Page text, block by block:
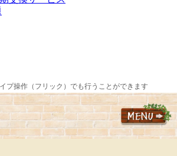
プ操作（フリック）でも行うことができます